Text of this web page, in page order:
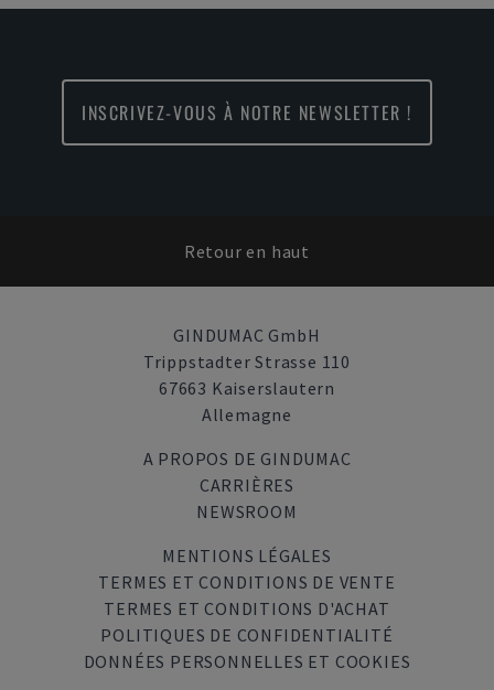
INSCRIVEZ-VOUS À NOTRE NEWSLETTER !
Retour en haut
GINDUMAC GmbH
Trippstadter Strasse 110
67663 Kaiserslautern
Allemagne
A PROPOS DE GINDUMAC
CARRIÈRES
NEWSROOM
MENTIONS LÉGALES
TERMES ET CONDITIONS DE VENTE
TERMES ET CONDITIONS D'ACHAT
POLITIQUES DE CONFIDENTIALITÉ
DONNÉES PERSONNELLES ET COOKIES